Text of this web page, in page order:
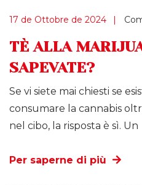
17 de Ottobre de 2024
TÈ ALLA
SAPEVATE?
Se vi siete mai chiesti se
consumare la cannabis
nel cibo, la risposta è sì. Un
Per saperne di più